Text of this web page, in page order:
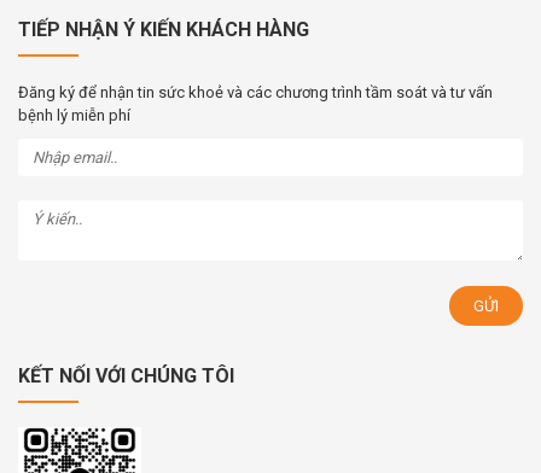
TIẾP NHẬN Ý KIẾN KHÁCH HÀNG
Đăng ký để nhận tin sức khoẻ và các chương trình tầm soát và tư vấn
bệnh lý miễn phí
KẾT NỐI VỚI CHÚNG TÔI